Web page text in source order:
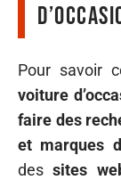
Pour savoir
voiture
faire des
et marques
dessites